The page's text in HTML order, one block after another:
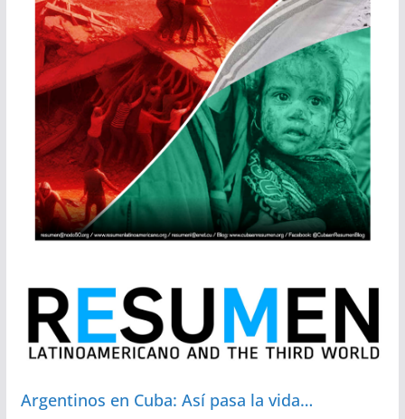
Argentinos en Cuba: Así pasa la vida…